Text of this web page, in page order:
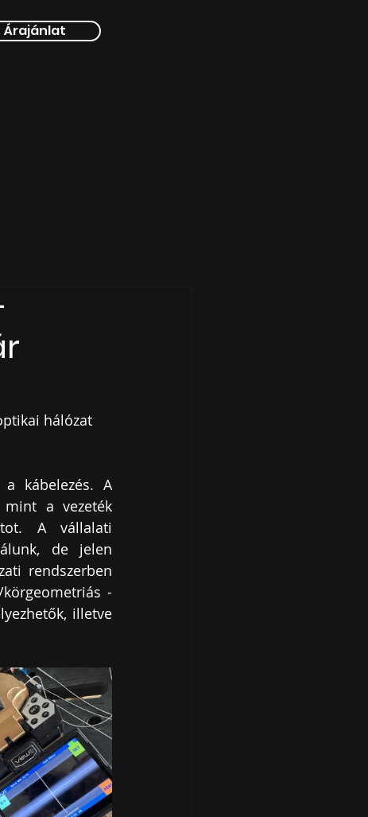
Árajánlat
hálózat
kábelezés. A
mint a vezeték
A vállalati
de jelen
rendszerben
-
illetve